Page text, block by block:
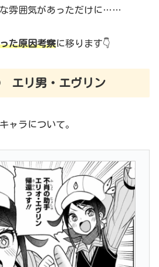
雰囲気があっただけに……
た原因考察に移ります👇
エリ男・エヴリン
ャラについて。